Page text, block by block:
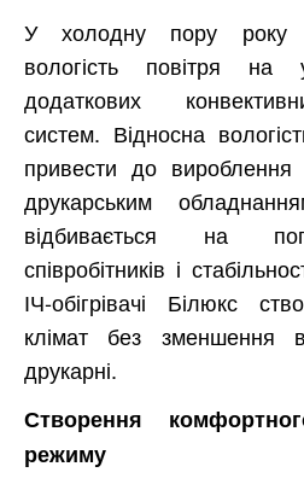
У холодну пору року
вологість повітря на
додаткових
систем. Відносна
привести до вироблення
друкарським
відбивається на
співробітників і
ІЧ-обігрівачі Білюкс
клімат без зменшення
друкарні.
Створення
режиму